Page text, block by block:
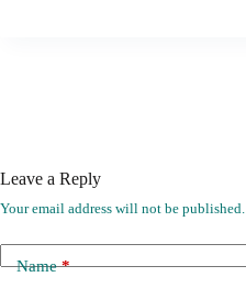
Leave a Reply
Your email address will not be published.
Name*